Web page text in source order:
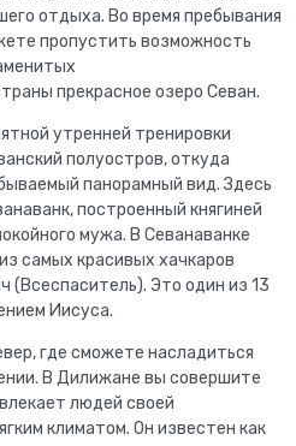
отдыха. Во время пребывания
пропустить возможность
прекрасное озеро Севан.
утренней тренировки
полуостров, откуда
панорамный вид. Здесь
построенный княгиней
мужа. В Севанаванке
самых красивых хачкаров
(Всеспаситель). Это один из 13
Иисуса.
где сможете насладиться
В Дилижане вы совершите
людей своей
климатом. Он известен как